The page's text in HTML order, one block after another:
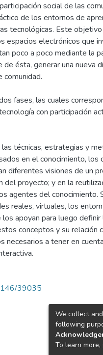
social de las
de los entornos de
tecnológicas. Este
espacios electrónicos que
poco a poco mediante la
ésta, generar una nueva
comunidad.
fases, las cuales
con participación
técnicas, estrategias y
en el conocimiento, los
diferentes visiones de un
del proyecto; y en la
agentes del conocimiento.
reales, virtuales, los
apoyan para luego
conceptos y su relación
necesarios a tener en
39035
We collect
following
To learn